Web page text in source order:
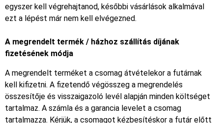
egyszer kell végrehajtanod, későbbi vásárlások alkalmával
ezt a lépést már nem kell elvégezned.
A megrendelt termék / házhoz szállítás díjának
fizetésének módja
A megrendelt terméket a csomag átvételekor a futárnak
kell kifizetni. A fizetendő végösszeg a megrendelés
összesítője és visszaigazoló levél alapján minden költséget
tartalmaz. A számla és a garancia levelet a csomag
tartalmazza. Kérjük, a csomagot kézbesítéskor a futár előtt